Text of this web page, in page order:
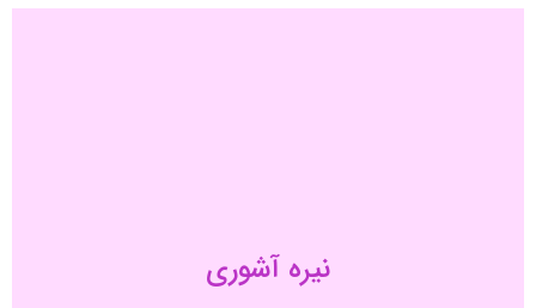
مدیریت فروش : 09125824399